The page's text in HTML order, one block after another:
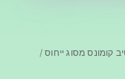
קומונס מסוג ייחוס /